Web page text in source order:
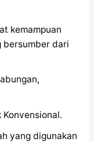
kemampuan
bersumber dari
Konvensional.
yang digunakan